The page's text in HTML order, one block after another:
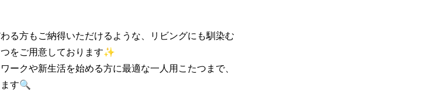
る方もご納得いただけるような、リビングにも馴染む
をご用意しております✨
ークや新生活を始める方に最適な一人用こたつまで、
す🔍